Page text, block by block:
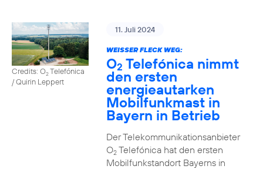
Credits: O2Telefónica
/ Quirin Leppert
11. Juli 2024
WEISSER FLECK WEG:
O2 Telefónica nimmt
den ersten
energieautarken
Mobilfunkmast in
Bayern in Betrieb
Der Telekommunikationsanbieter
O2Telefónica hat den ersten
Mobilfunkstandort Bayerns in